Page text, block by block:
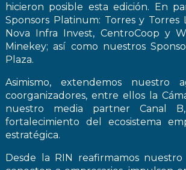
hicieron posible esta edición. En
Sponsors Platinum: Torres y Torres
Nova Infra Invest, CentroCoop y
Minekey; así como nuestros
Plaza.
Asimismo, extendemos nuestro
coorganizadores, entre ellos la
nuestro media partner Canal
fortalecimiento del ecosistema
estratégica.
Desde la RIN reafirmamos